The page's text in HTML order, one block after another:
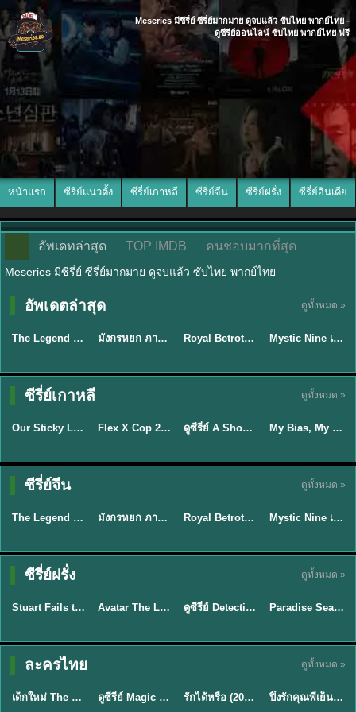
Meseries มีซีรี่ย์ ซีรี่ย์มากมาย ดูจบแล้ว ซับไทย พากย์ไทย -
ดูซีรีย์ออนไลน์ ซับไทย พากย์ไทย ฟรี
หน้าแรก ซีรีย์แนวตั้ง ซีรี่ย์เกาหลี ซีรี่ย์จีน ซีรี่ย์ฝรั่ง ซีรี่ย์อินเดีย
อัพเดทล่าสุด TOP IMDB คนชอบมากที่สุด
Meseries มีซีรี่ย์ ซีรี่ย์มากมาย ดูจบแล้ว ซับไทย พากย์ไทย
อัพเดตล่าสุด ดูทั้งหมด »
★8.5
พากย์ไทย
The Legend of ShenLi ปฐพีไร้พ่าย (2024) พากย์ไทย ซับไทย EP.1-39 ★8 มังกรหยก ภาคมารบูรพาและพิษประจิม Duel on Mount Hua พากย์ไทย ★9 Royal Betrothal (2026) สัญญาวิวาห์แห่งราชวงศ์ พากย์ไทย ซับไทย EP1-32 ★9
พากย์ไทย/ซับ
Mystic Nine เก้าสกุล (2026) พากย์ไทย ซับไทย EP.1-30
ซีรี่ย์เกาหลี ดูทั้งหมด »
★6
ซับไทย
Our Sticky Love รักติดหนึบ (2026) พากย์ไทย ซับไทย EP.1-12 ★8 Flex X Cop 2 คุณชายสายสืบ ซีซั่น 2 (2026) พากย์ไทย ซับไทย EP.1-14 ★8 EP.16ดูซีรี่ย์ A Shop for Killers 2 ร้านลับนักฆ่า ซีซัน 2 (2026) ซับไทย-พากย์ไทย
ซับไทย
My Bias, My Boss เมื่อเมนฉันเป็นประธานบริษัท (2026) พากย์ไทย ซับไทย EP.1-12
ซีรี่ย์จีน ดูทั้งหมด »
★8.5
พากย์ไทย
The Legend of ShenLi ปฐพีไร้พ่าย (2024) พากย์ไทย ซับไทย EP.1-39 ★8 มังกรหยก ภาคมารบูรพาและพิษประจิม Duel on Mount Hua พากย์ไทย ★9 Royal Betrothal (2026) สัญญาวิวาห์แห่งราชวงศ์ พากย์ไทย ซับไทย EP1-32 ★9
พากย์ไทย/ซับ
Mystic Nine เก้าสกุล (2026) พากย์ไทย ซับไทย EP.1-30
ซีรี่ย์ฝรั่ง ดูทั้งหมด »
★9.3
พากย์ไทย
Stuart Fails to Save the Universe สจ๊วตล่มแผนกู้จักรวาล (2026) พากย์ไทย ซับไทย EP.1-10 ★7.8 EP.7Avatar The Last Airbender 2 เณรน้อยเจ้าอภินิหาร พากย์ไทย EP.9ดูซีรี่ย์ Detective Hole (2026) พากย์ไทย HD ฟรี อัปเดตล่าสุด Netflix EP.8
พากย์ไทย
Paradise Season 2 (2026) พากย์ไทย EP1-8 ดูซีรี่ย์ฝรั่ง HD ครบทุกตอน
ละครไทย ดูทั้งหมด »
★ 8 EP.6
พากย์ไทย
เด็กใหม่ The Reset 2026 EP1-6 พากย์ไทย ดูซีรี่ย์ Netflix ล่าสุด HD ดูซีรีย์ Magic Move (2026) ทำนายทายรัก Thai EP.1-10 HD รักได้หรือ (2026) YOUNG Let's Begin Again พากย์ไทย EP.1-19 ★8
พากย์ไทย
ปิ๊งรักคุณพี่เย็นชา (2026) Frozen Valentine EP.1-10 (จบ)